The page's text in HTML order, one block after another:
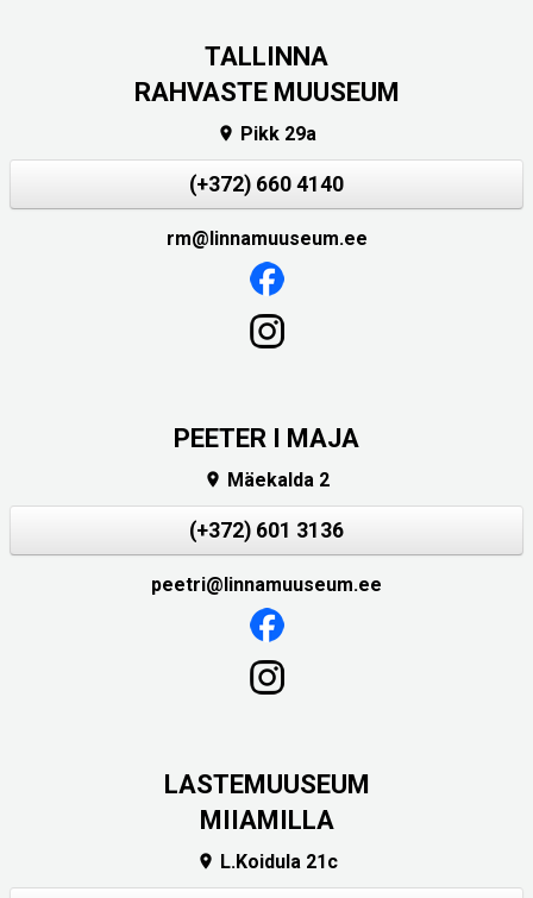
TALLINNA
RAHVASTE MUUSEUM
 Pikk 29a
(+372) 660 4140
rm@linnamuuseum.ee
PEETER I MAJA
 Mäekalda 2
(+372) 601 3136
peetri@linnamuuseum.ee
LASTEMUUSEUM
MIIAMILLA
 L.Koidula 21c